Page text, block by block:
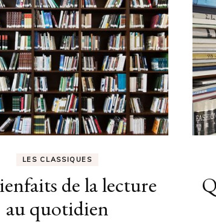
LES CLASSIQUES
de la lecture
au quotidien